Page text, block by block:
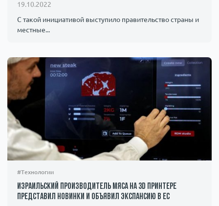
19.10.2022
С такой инициативой выступило правительство страны и
местные...
#Технологии
Израильский производитель мяса на 3D принтере
представил новинки и объявил экспансию в ЕС